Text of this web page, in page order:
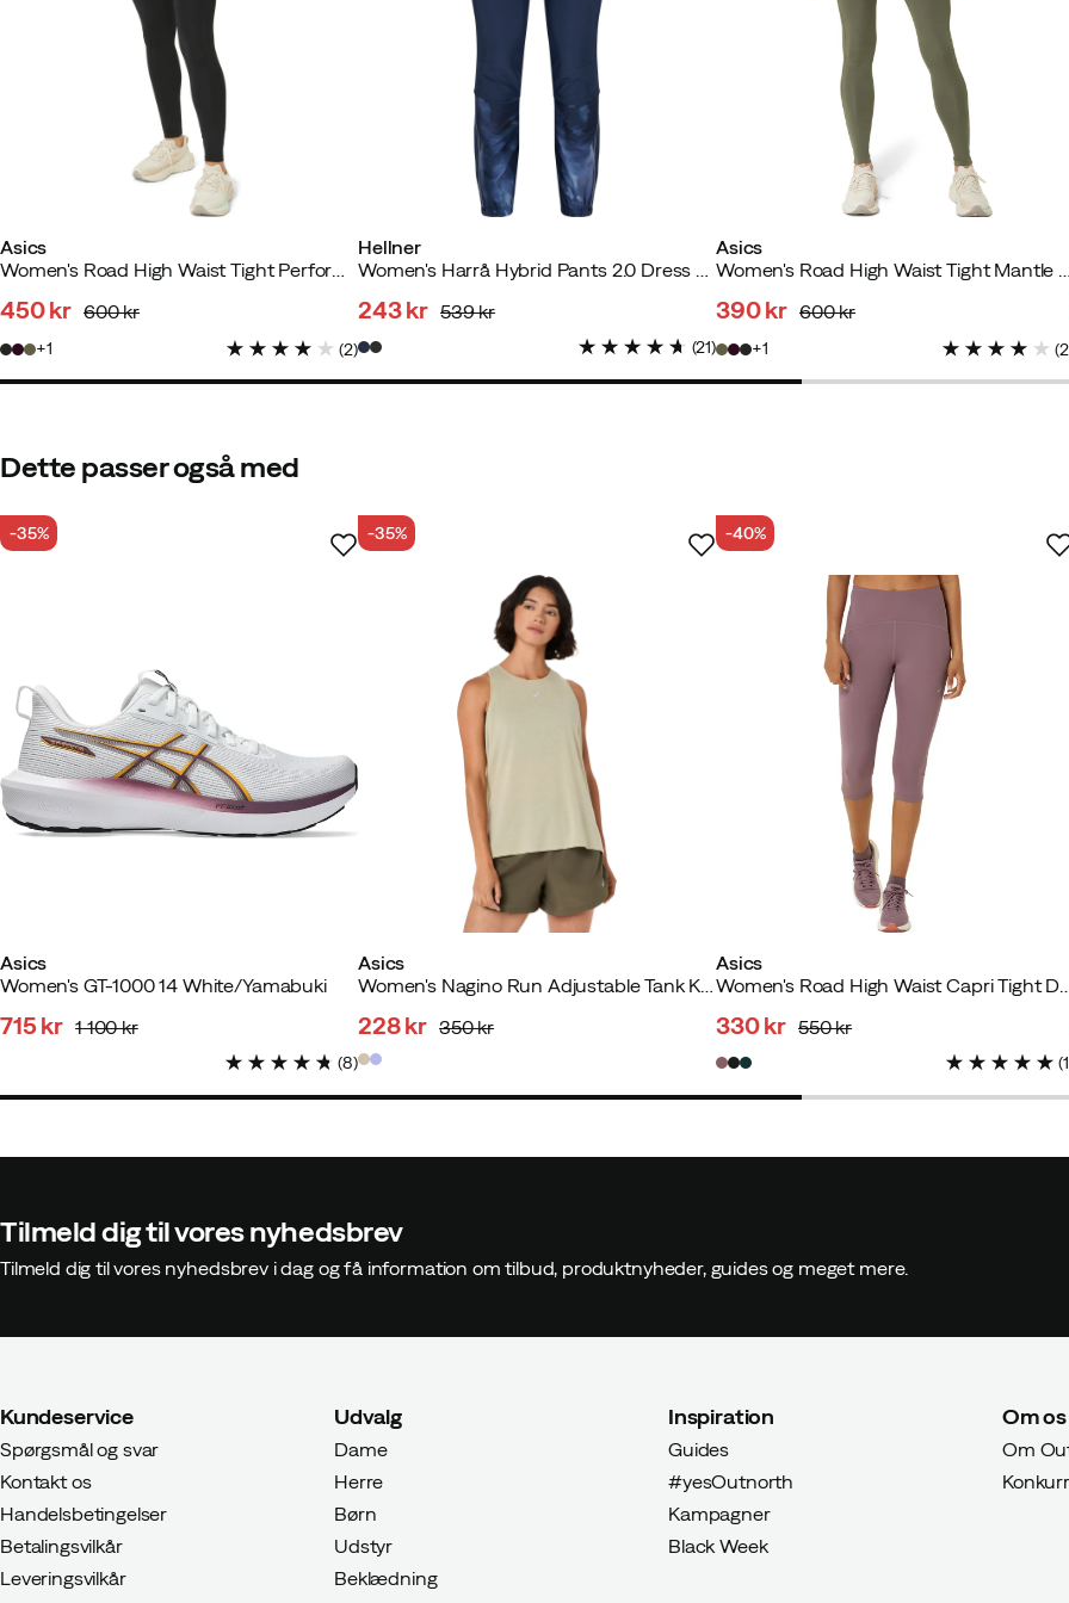
Asics
Women's Road High Waist Tight Performance Black
price
450 kr
price
600 kr
1 (2)
Hellner
Women's Harrå Hybrid Pants 2.0 Dress Blue
discounted
price
243 kr
original
price
539 kr
(21)
Asics
Women's Road High Waist Tight Mantle Green
price
390 kr
price
600 kr
1 (2
Dette passer også med
Asics
Women's GT-1000 14 White/Yamabuki
-35%
715 kr 1 100 kr
(8)
Asics
Women's Nagino Run Adjustable Tank Khaki
-35%
discounted
228 kr
original
350 kr
Asics
Women's Road High
-40%
discounted
price
330 kr
original
price
550 kr
(1
Tilmeld dig til vores nyhedsbrev
Tilmeld dig til vores nyhedsbrev i dag og få information om tilbud, produktnyheder, guides og meget mere.
Kundeservice
Spørgsmål og svar
Kontakt os
Handelsbetingelser
Betalingsvilkår
Leveringsvilkår
Udvalg
Dame
Herre
Børn
Udstyr
Beklædning
Inspiration
Guides
#yesOutnorth
Kampagner
Black Week
Om os
Om